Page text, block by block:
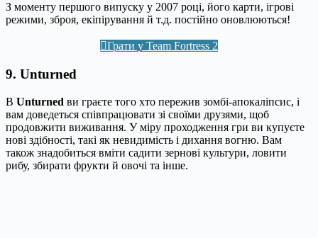
З моменту першого випуску у 2007 році, його карти, ігрові
режими, зброя, екіпірування й т.д. постійно оновлюються!
Грати у Team Fortress 2
9. Unturned
В Unturned ви граєте того хто пережив зомбі-апокаліпсис, і
вам доведеться співпрацювати зі своїми друзями, щоб
продовжити виживання. У міру проходження гри ви купуєте
нові здібності, такі як невидимість і дихання вогню. Вам
також знадобиться вміти садити зернові культури, ловити
рибу, збирати фрукти й овочі та інше.